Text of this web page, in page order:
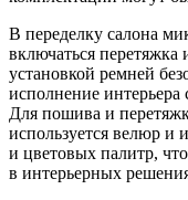
В переделку салона
включаться перетяжка
установкой ремней
исполнение интерьера
Для пошива и
используется велюр и
и цветовых палитр,
в интерьерных